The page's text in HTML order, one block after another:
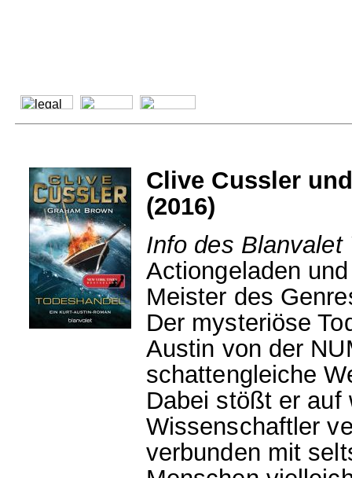
Clive Cussler
(2016)
Info des Blanvalet
Actiongeladen
Meister des
Der mysteriöse
Austin von der
schattengleiche
Dabei stößt er auf
Wissenschaftler
verbunden mit